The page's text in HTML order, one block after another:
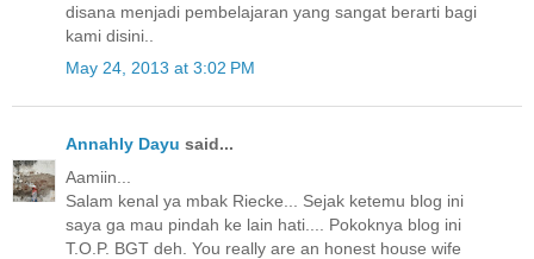
disana menjadi pembelajaran yang sangat berarti bagi
kami disini..
May 24, 2013 at 3:02 PM
Annahly Dayu said...
Aamiin...
Salam kenal ya mbak Riecke... Sejak ketemu blog ini
saya ga mau pindah ke lain hati.... Pokoknya blog ini
T.O.P. BGT deh. You really are an honest house wife